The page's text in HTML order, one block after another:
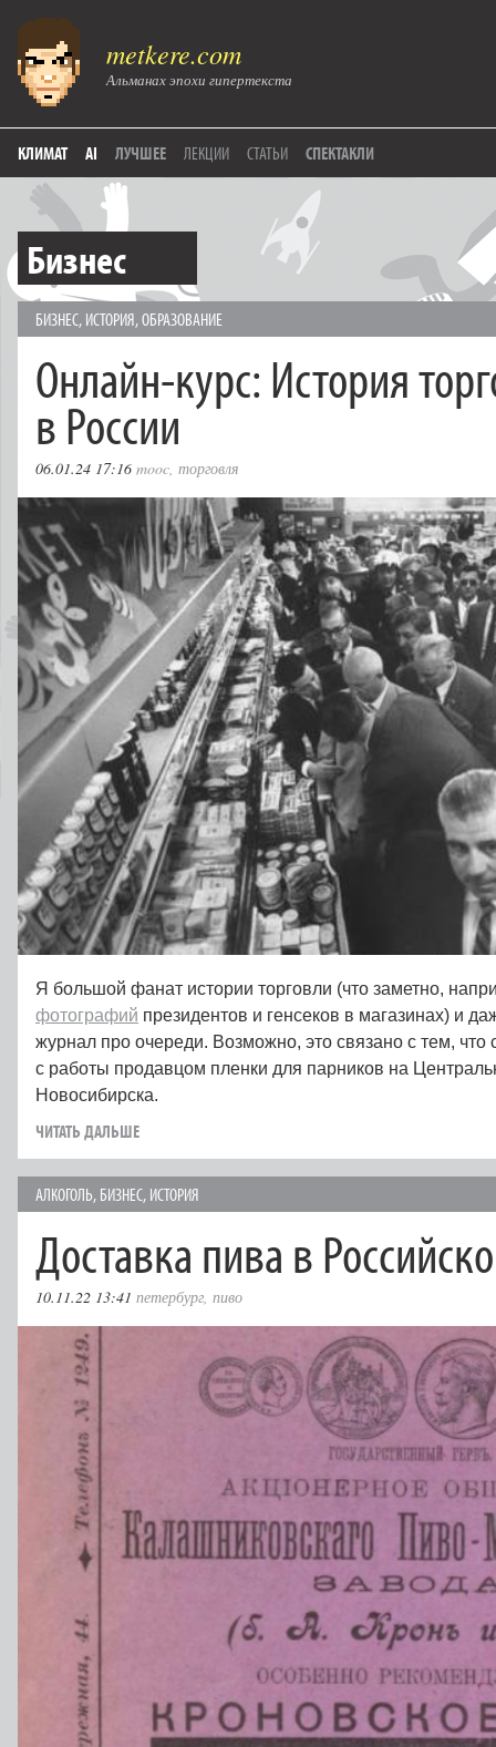
metkere.com
Альманах эпохи гипертекста
КЛИМАТ AI ЛУЧШЕЕ ЛЕКЦИИ СТАТЬИ СПЕКТАКЛИ
Бизнес
БИЗНЕС, ИСТОРИЯ,ОБРАЗОВАНИЕ
Онлайн-курс: История
в России
06.01.24 17:16 mooc, торговля
Я большой фанат истории торговли (что заметно,
фотографий президентов и генсеков в магазинах) и
журнал про очереди. Возможно, это связано с тем, что
с работы продавцом пленки для парников на
Новосибирска.
ЧИТАТЬ ДАЛЬШЕ
АЛКОГОЛЬ, БИЗНЕС, ИСТОРИЯ
Доставка пива в
10.11.22 13:41 петербург, пиво